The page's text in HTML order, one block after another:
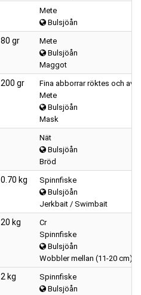
Mete
Bulsjöån
80 gr
Mete
Bulsjöån
Maggot
200 gr
Fina abborrar röktes och
Mete
Bulsjöån
Mask
Nät
Bulsjöån
Bröd
0.70 kg
Spinnfiske
Bulsjöån
Jerkbait / Swimbait
20 kg
Cr
Spinnfiske
Bulsjöån
Wobbler mellan (11-20 cm)
2 kg
Spinnfiske
Bulsjöån